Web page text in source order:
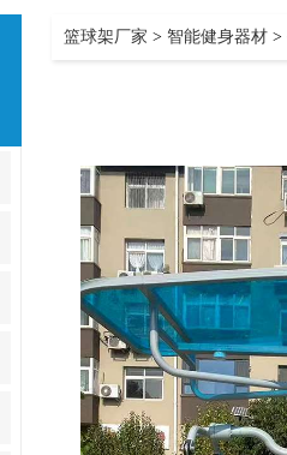
篮球架厂家 > 智能健身器材 >